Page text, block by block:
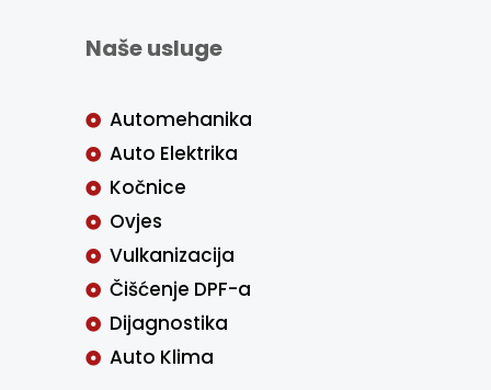
Naše usluge
Automehanika
Auto Elektrika
Kočnice
Ovjes
Vulkanizacija
Čišćenje DPF-a
Dijagnostika
Auto Klima